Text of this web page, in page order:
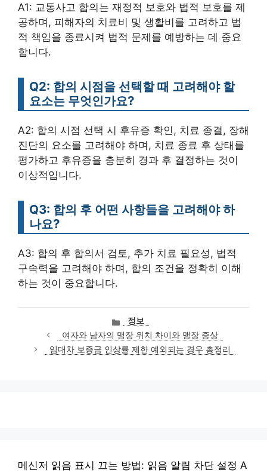
A1: 교통사고 합의는 재정적 보호와 법적 보호를 제
공하며, 피해자의 치료비 및 생활비를 고려하고 법
적 책임을 종료시켜 법적 문제를 예방하는 데 중요
합니다.
Q2: 합의 시점을 선택할 때 고려해야 할
요소는 무엇인가요?
A2: 합의 시점 선택 시 후유증 확인, 치료 종결, 장해
진단의 요소를 고려해야 하며, 치료 종료 후 상태를
평가하고 후유증을 충분히 경과 후 결정하는 것이
이상적입니다.
Q3: 합의 후 어떤 사항들을 고려해야 하
나요?
A3: 합의 후 합의서 검토, 추가 치료 필요성, 법적
구속력을 고려해야 하며, 합의 조건을 정확히 이해
하는 것이 중요합니다.
카
테
고
리
정보
여자와 남자의 맹장 위치 차이와 맹장 증상
임대차 보증금 인상률 제한 예외되는 경우 총정리
메신저 읽음 표시 끄는 방법: 읽음 알림 차단 설정 A